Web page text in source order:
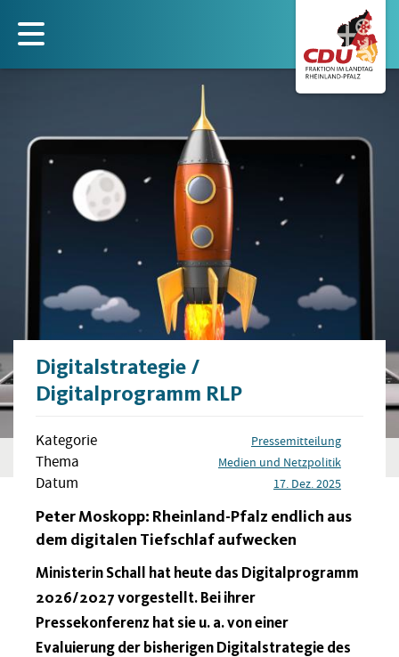
zum
Inhalt
Digitalstrategie /
Digitalprogramm RLP
Kategorie Pressemitteilung
Thema Medien und Netzpolitik
Datum 17. Dez. 2025
Peter Moskopp: Rheinland-Pfalz endlich aus
dem digitalen Tiefschlaf aufwecken
Ministerin Schall hat heute das Digitalprogramm
2026/2027 vorgestellt. Bei ihrer
Pressekonferenz hat sie u. a. von einer
Evaluierung der bisherigen Digitalstrategie des